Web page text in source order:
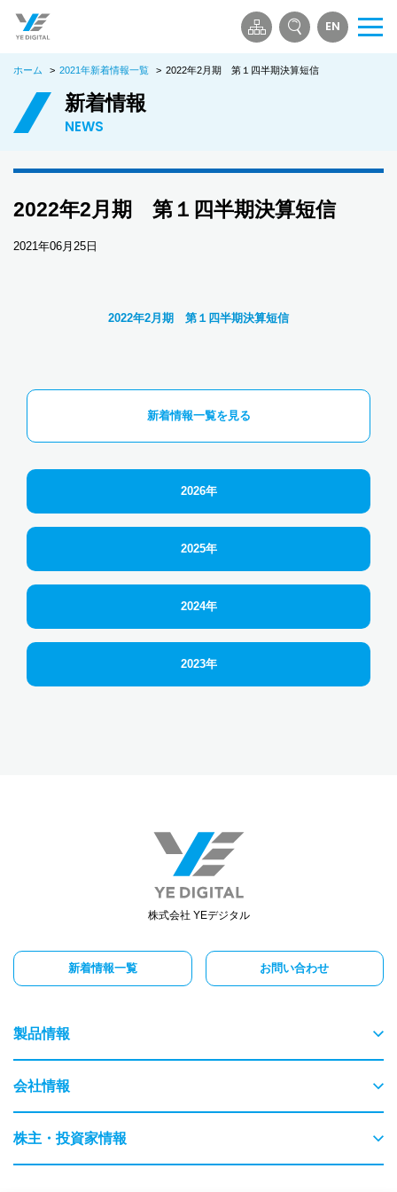
EN
メ
ホーム > 2021年新着情報一覧 > 2022年2月期 第１四半期決算短信
新着情報
NEWS
2022年2月期 第１四半期決算短信
2021年06月25日
2022年2月期 第１四半期決算短信
新着情報一覧を見る
2026年
2025年
2024年
2023年
株式会社 YEデジタル
新着情報一覧 お問い合わせ
製品情報
物流
交通
会社情報
ごあいさつ
株主・投資家情報